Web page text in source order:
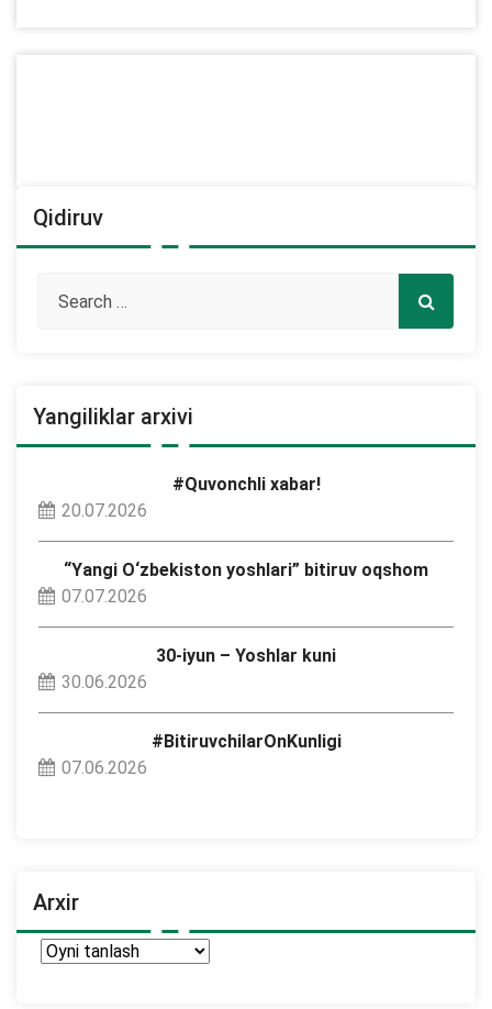
Qidiruv
Yangiliklar arxivi
#Quvonchli xabar!
20.07.2026
“Yangi O‘zbekiston yoshlari” bitiruv oqshom
07.07.2026
30-iyun – Yoshlar kuni
30.06.2026
#BitiruvchilarOnKunligi
07.06.2026
Arxir
Arxir